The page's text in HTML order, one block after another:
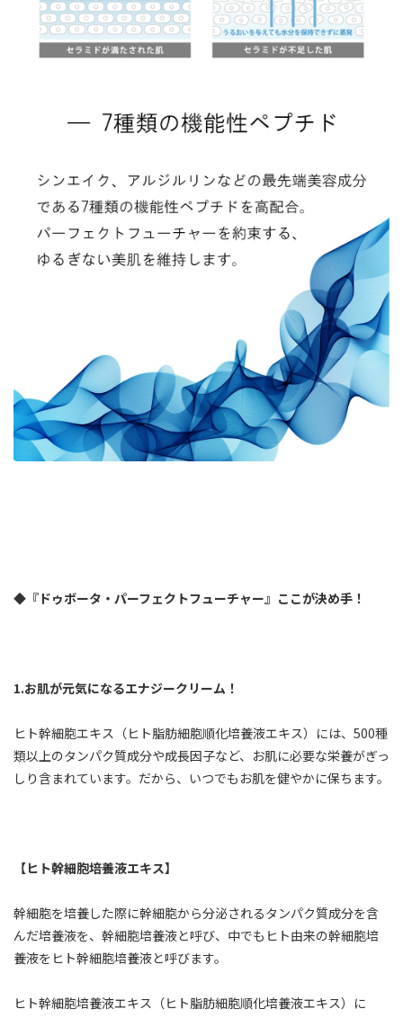
◆『ドゥボータ・パーフェクトフューチャー』ここが決め手！
1.お肌が元気になるエナジークリーム！
ヒト幹細胞エキス（ヒト脂肪細胞順化培養液エキス）には、500種
類以上のタンパク質成分や成長因子など、お肌に必要な栄養がぎっ
しり含まれています。だから、いつでもお肌を健やかに保ちます。
【ヒト幹細胞培養液エキス】
幹細胞を培養した際に幹細胞から分泌されるタンパク質成分を含
んだ培養液を、幹細胞培養液と呼び、中でもヒト由来の幹細胞培
養液をヒト幹細胞培養液と呼びます。
ヒト幹細胞培養液エキス（ヒト脂肪細胞順化培養液エキス）に